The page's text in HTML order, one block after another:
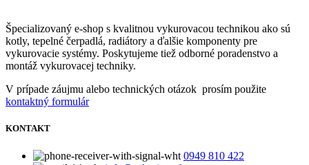
Špecializovaný e-shop s kvalitnou vykurovacou technikou ako sú
kotly, tepelné čerpadlá, radiátory a ďalšie komponenty pre
vykurovacie systémy. Poskytujeme tiež odborné poradenstvo a
montáž vykurovacej techniky.
V prípade záujmu alebo technických otázok prosím použite
kontaktný formulár
KONTAKT
0949 810 422